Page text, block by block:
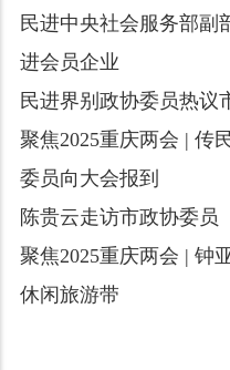
民进中央社会服务部副
进会员企业
民进界别政协委员热议
聚焦2025重庆两会 | 传
委员向大会报到
陈贵云走访市政协委员
聚焦2025重庆两会 | 钟
休闲旅游带